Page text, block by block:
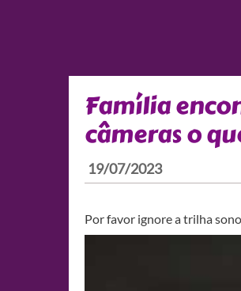
Família
câmeras o
19/07/2023
Por favor ignore a trilha